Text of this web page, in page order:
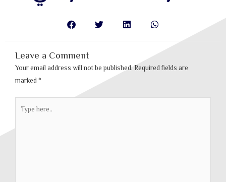
Leave a Comment
Your email address will not be published.Required fields are
marked*
here..